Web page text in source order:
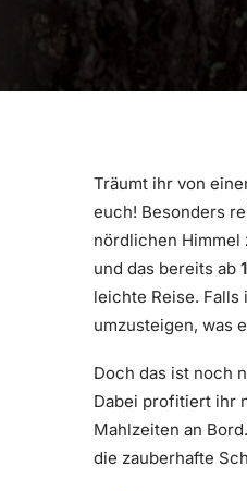
Träumt ihr von
euch! Besonders
nördlichen Himmel
und das bereits ab
leichte Reise.
umzusteigen, was
Doch das ist noch
Dabei profitiert ihr
Mahlzeiten an
die zauberhafte